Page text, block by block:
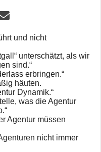
und nicht
unterschätzt, als wir
sind.“
erbringen.“
häuten.
Dynamik.“
was die Agentur
Agentur müssen
nicht immer